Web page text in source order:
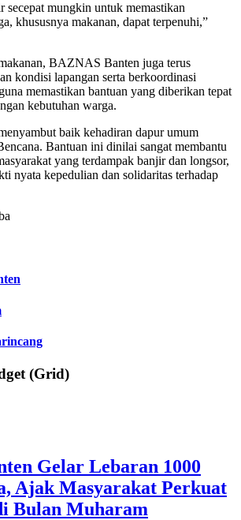
secepat mungkin untuk memastikan
khususnya makanan, dapat terpenuhi,”
BAZNAS Banten juga terus
kondisi lapangan serta berkoordinasi
memastikan bantuan yang diberikan tepat
kebutuhan warga.
baik kehadiran dapur umum
Bantuan ini dinilai sangat membantu
yang terdampak banjir dan longsor,
nyata kepedulian dan solidaritas terhadap
(Grid)
Gelar Lebaran 1000
Ajak Masyarakat Perkuat
Bulan Muharam